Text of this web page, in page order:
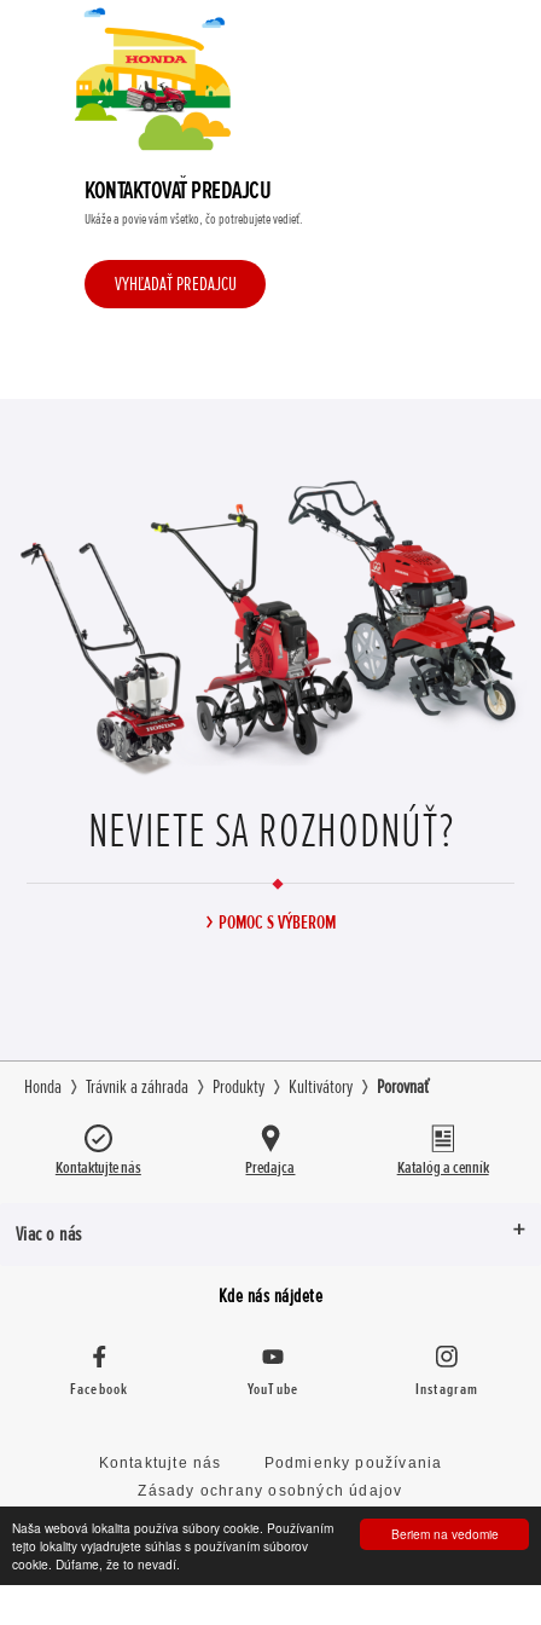
Beriem na vedomie
Naša webová lokalita používa súbory cookie. Používaním
tejto lokality vyjadrujete súhlas s používaním súborov
cookie. Dúfame, že to nevadí.
KONTAKTOVAŤ PREDAJCU
Ukáže a povie vám všetko, čo potrebujete vedieť.
VYHĽADAŤ PREDAJCU
NEVIETE SA ROZHODNÚŤ?
POMOC S VÝBEROM
Honda Trávnik a záhrada Produkty Kultivátory Porovnať
Kontaktujte nás Predajca Katalóg a cenník
Viac o nás
Kde nás nájdete
Facebook YouTube Instagram
Kontaktujte nás
Podmienky používania
Zásady ochrany osobných údajov
Mapa stránok
Zásady predkladania nevyžiadaných nápadov